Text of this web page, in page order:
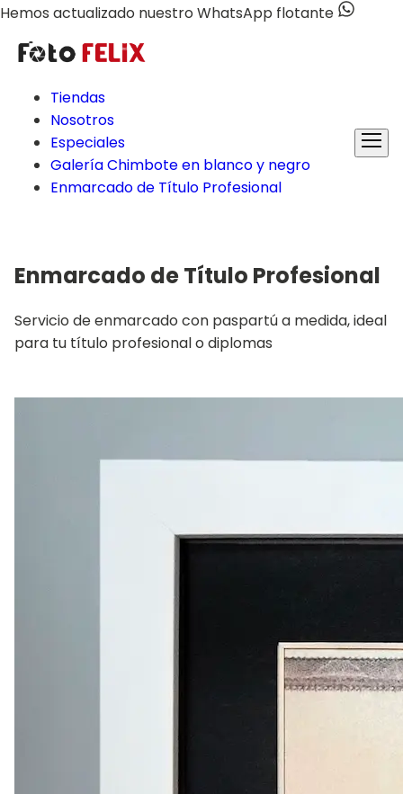
Hemos actualizado nuestro WhatsApp flotante
Tiendas
Nosotros
Especiales
Galería Chimbote en blanco y negro
Enmarcado de Título Profesional
Enmarcado de Título Profesional
Servicio de enmarcado con paspartú a medida, ideal
para tu título profesional o diplomas